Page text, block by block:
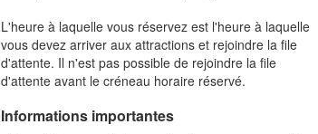
L'heure à laquelle vous réservez est l'heure à laquelle
vous devez arriver aux attractions et rejoindre la file
d'attente. Il n'est pas possible de rejoindre la file
d'attente avant le créneau horaire réservé.
Informations importantes